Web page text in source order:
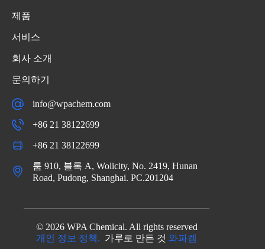
제품
서비스
회사 소개
문의하기
info@wpachem.com
+86 21 38122699
+86 21 38122699
룸 910, 블록 A, Wolicity, No. 2419, Hunan
Road, Pudong, Shanghai. PC.201204
© 2026 WPA Chemical. All rights reserved
개인 정보 정책. 가루로 만든 것 와파켐